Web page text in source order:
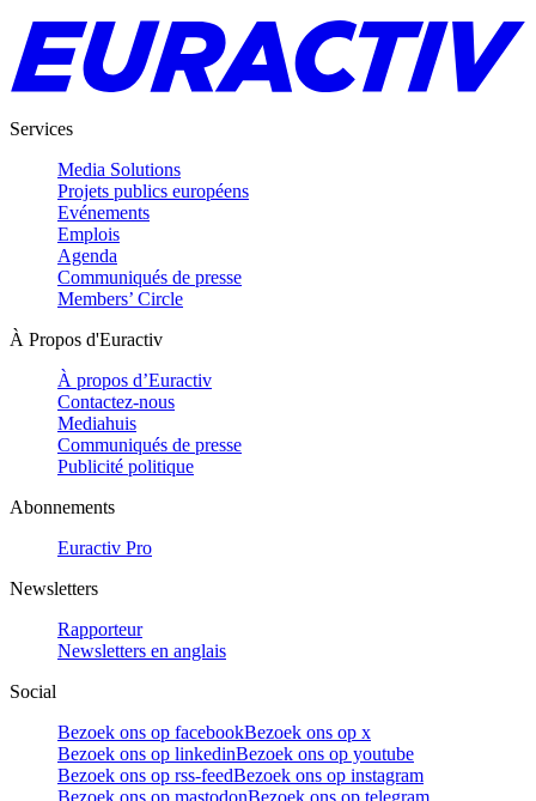
Services
Media Solutions
Projets publics européens
Evénements
Emplois
Agenda
Communiqués de presse
Members’ Circle
À Propos d'Euractiv
À propos d’Euractiv
Contactez-nous
Mediahuis
Communiqués de presse
Publicité politique
Abonnements
Euractiv Pro
Newsletters
Rapporteur
Newsletters en anglais
Social
Bezoek ons op facebookBezoek ons op x
Bezoek ons op linkedinBezoek ons op youtube
Bezoek ons op rss-feedBezoek ons op instagram
Bezoek ons op mastodonBezoek ons op telegram